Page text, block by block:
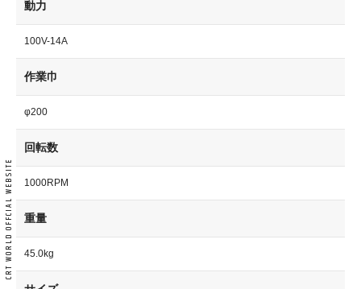
動力
100V-14A
作業巾
φ200
回転数
1000RPM
重量
45.0kg